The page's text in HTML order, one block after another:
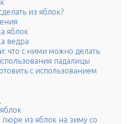
из яблок?
яблок
ведра
что с ними можно делать
падалицы
с использованием
из яблок на зиму со